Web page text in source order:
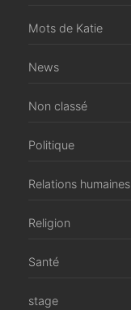
Mots de Katie
News
Non classé
Politique
Relations humaines
Religion
Santé
stage